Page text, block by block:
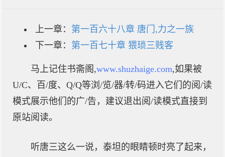
上一章： 第一百六十八章 唐门,力之一族
下一章： 第一百七十章 猥琐三贱客
马上记住书斋阁,www.shuzhaige.com,如果被
U/C、百/度、Q/Q等浏/览/器/转/码进入它们的阅/读
模式展示他们的广/告，建议退出阅/读模式直接到
原站阅读。
听唐三这么一说，泰坦的眼睛顿时亮了起来，